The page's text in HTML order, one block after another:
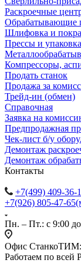
Раскроечные
Обрабатывающие
Шлифовка и
Прессы и упаковка
Компрессоры,
Продать станок
Продажа за
Трейд-ин (обмен)
Справочная
Заявка на
Предпродажная
Чек-лист б/у
Демонтаж
Демонтаж
Контакты
+7(499) 409-36-
+7(926) 805-47-65
Пн. – Пт.: с 9:00
Офис СтанкоТИМ:
Работаем по всей